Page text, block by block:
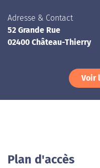
Adresse & Contact
52 Grande Rue
02400 Château-Thierry
Voir
Plan d'accès